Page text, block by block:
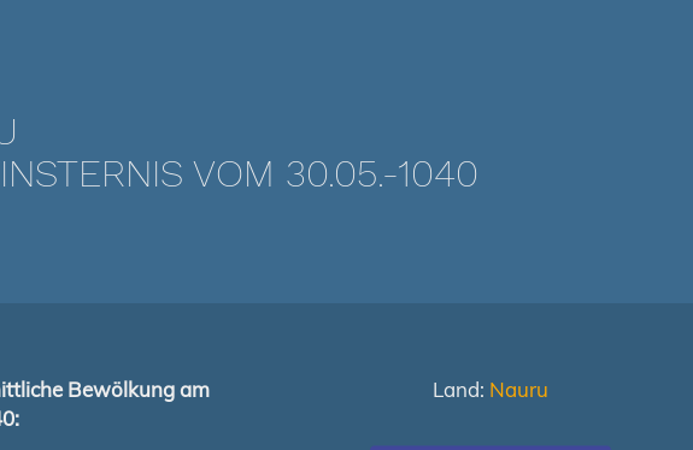
VOM 30.05.-1040
Bewölkung am
Land: Nauru